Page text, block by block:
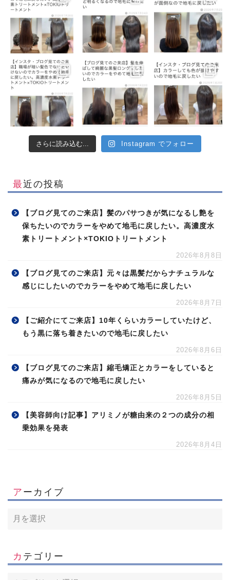
さらに読み込む... Instagram でフォロー
最近の投稿
【ブログ見てのご来店】髪のパサつきが気になるし艶を
保ちたいのでカラーをやめて地毛に戻したい。高濃度水
素トリートメント×TOKIOトリートメント
2026年8月8日
【ブログ見てのご来店】元々は黒髪だからナチュラルな
感じにしたいのでカラーをやめて地毛に戻したい
2026年8月7日
【ご紹介にてご来店】10年くらいカラーしていたけど、
もう黒に落ち着きたいので地毛に戻したい
2026年8月6日
【ブログ見てのご来店】縮毛矯正とカラーをしていると
痛みが気になるので地毛に戻したい
2026年8月5日
【美容師向け記事】アリミノが糖由来の２つの成分の相
乗効果を発表
2026年8月4日
アーカイブ
カテゴリー